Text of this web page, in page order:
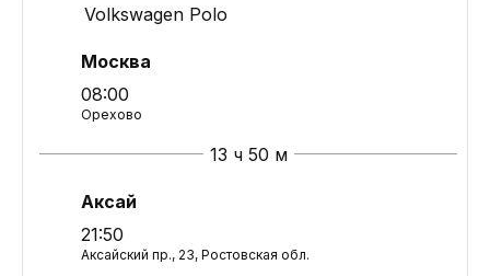
Volkswagen Polo
Москва
08:00
Орехово
13 ч 50 м
Аксай
21:50
Аксайский пр., 23, Ростовская обл.